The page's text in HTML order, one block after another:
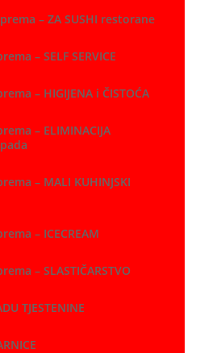
– ZA SUSHI restorane
– SELF SERVICE
– HIGIJENA i ČISTOĆA
– ELIMINACIJA
– MALI KUHINJSKI
– ICECREAM
– SLASTIČARSTVO
TJESTENINE